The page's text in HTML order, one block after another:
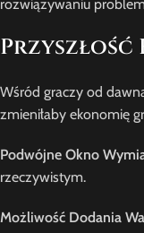
rozwiązywaniu
Przyszłość
Wśród graczy od
zmieniłaby ekonomię
Podwójne Okno
rzeczywistym.
Możliwość Dodania